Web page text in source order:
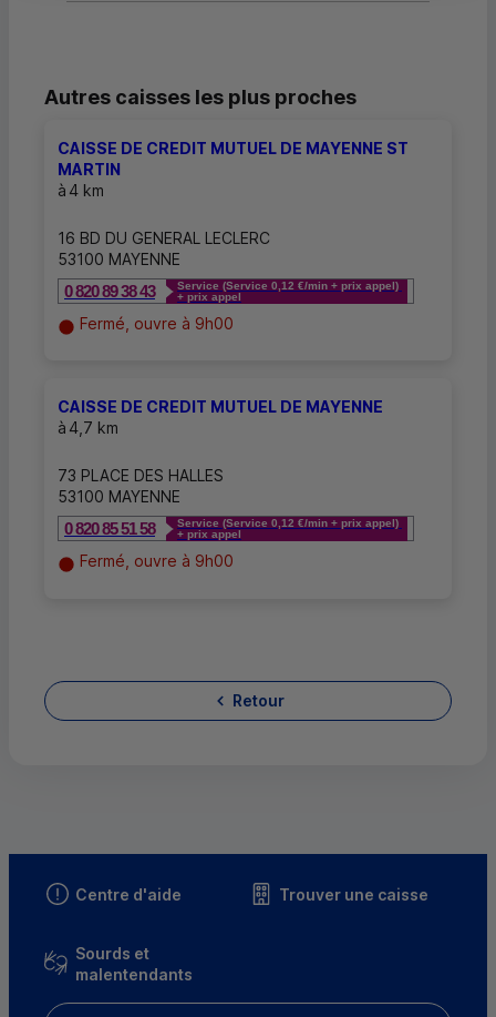
Autres caisses les plus proches
CAISSE DE CREDIT MUTUEL DE MAYENNE ST
MARTIN
à 4 km
16 BD DU GENERAL LECLERC
53100 MAYENNE
0 820 89 38 43
Service (Service 0,12 €/min + prix appel)
+ prix appel
Fermé, ouvre à 9h00
CAISSE DE CREDIT MUTUEL DE MAYENNE
à 4,7 km
73 PLACE DES HALLES
53100 MAYENNE
0 820 85 51 58
Service (Service 0,12 €/min + prix appel)
+ prix appel
Fermé, ouvre à 9h00
Retour
Centre d'aide Trouver une caisse
Sourds et
malentendants